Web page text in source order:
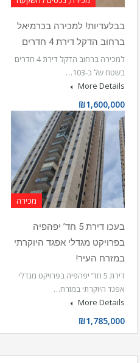
בבלעדיות! למכירה בכרמיאל
ברחוב הדקל דירת 4 חדרים
למכירה ברחוב הדקל דירת 4 חדרים
בשטח של כ-103…
More Details
₪1,600,000
מכירה
בעכו דירת 5 חד’ יפהפיה
בפרויקט מגדלי אפגד היוקרתי
במזרח העיר!
דירת 5 חד’ יפהפיה בפרויקט מגדלי
אפגד היוקרתי במזרח…
More Details
₪1,785,000